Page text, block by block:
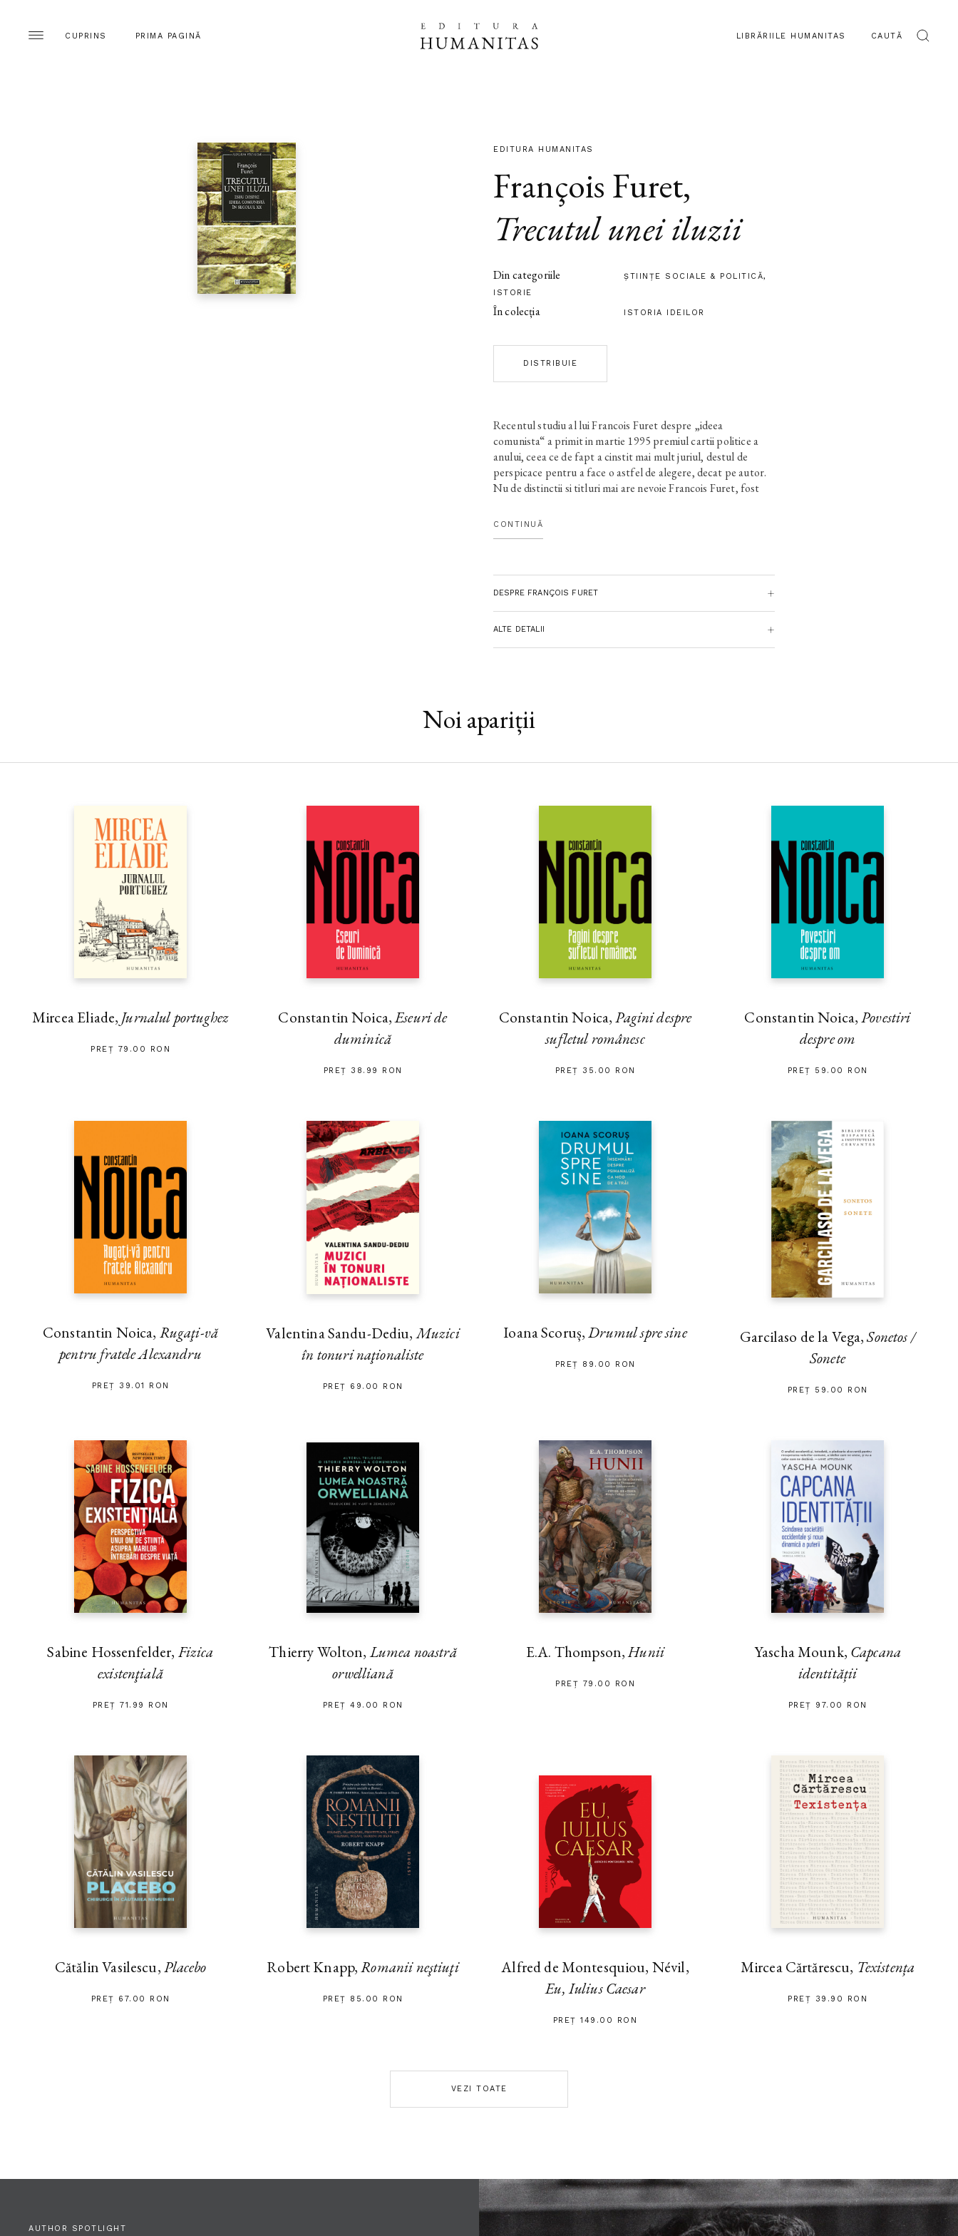
CUPRINS PRIMA PAGINĂ LIBRĂRIILE HUMANITAS CAUTĂ
EDITURA HUMANITAS
François Furet,
Trecutul unei iluzii
Din categoriile ȘTIINŢE SOCIALE & POLITICĂ,
ISTORIE
În colecția ISTORIA IDEILOR
DISTRIBUIE
Recentul studiu al lui Francois Furet despre „ideea
comunista“ a primit in martie 1995 premiul cartii politice a
anului, ceea ce de fapt a cinstit mai mult juriul, destul de
perspicace pentru a face o astfel de alegere, decat pe autor.
Nu de distinctii si titluri mai are nevoie Francois Furet, fost
Universitatea din Chicago si presedinte al Fundatiei Saint-
Simon... Si titlul si subtitlul delimiteaza si rotunjesc locul
instalat, de la naruirea Zidului din Berlin, in gandirea politica
din Franta. Pana acum, nici unul din verbele legate de
comunism nu putuse fi conjugat la trecut.
prefata, autorul se explica. Dupa el, comunismul n-a lasat
deoarece comunismul nu a alcatuit un tot, ci s-a prezentat sub
doua forme politice diferite: la putere, in Est, a ramas secret
unei jumatati de continentcolonizarii
Lovinescutraducere de Emanoil Marcu si Vlad Russo
CONTINUĂ
DESPRE FRANÇOIS FURET
ALTE DETALII
Noi apariții
Mircea Eliade, Jurnalul portughez
PREȚ 79.00 RON
Constantin Noica,Eseuri de
duminică
PREȚ 38.99 RON
Constantin Noica,Pagini despre
sufletul românesc
PREȚ 35.00 RON
Constantin Noica,Povestiri
despre om
PREȚ 59.00 RON
Constantin Noica, Rugaţi-vă
pentru fratele Alexandru
PREȚ 39.01 RON
Valentina Sandu-Dediu,Muzici
în tonuri naţionaliste
PREȚ 69.00 RON
Ioana Scoruș,Drumul spre sine
PREȚ 89.00 RON
Garcilaso de la Vega,Sonetos /
Sonete
PREȚ 59.00 RON
Sabine Hossenfelder, Fizica
existenţială
PREȚ 71.99 RON
Thierry Wolton,Lumea noastră
orwelliană
PREȚ 49.00 RON
E.A. Thompson,Hunii
PREȚ 79.00 RON
Yascha Mounk, Capcana
identității
PREȚ 97.00 RON
Cătălin Vasilescu,Placebo
PREȚ 67.00 RON
Robert Knapp,Romanii neştiuţi
PREȚ 85.00 RON
Alfred de Montesquiou, Névil,
Eu, Iulius Caesar
PREȚ 149.00 RON
Mircea Cărtărescu, Texistența
PREȚ 39.90 RON
VEZI TOATE
AUTHOR SPOTLIGHT